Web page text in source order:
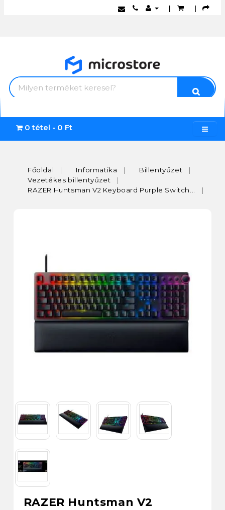
| |
0 tétel - 0 Ft
Főoldal Informatika
Billentyűzet
Vezetékes billentyűzet
RAZER Huntsman V2 Keyboard Purple Switch...
RAZER Huntsman V2